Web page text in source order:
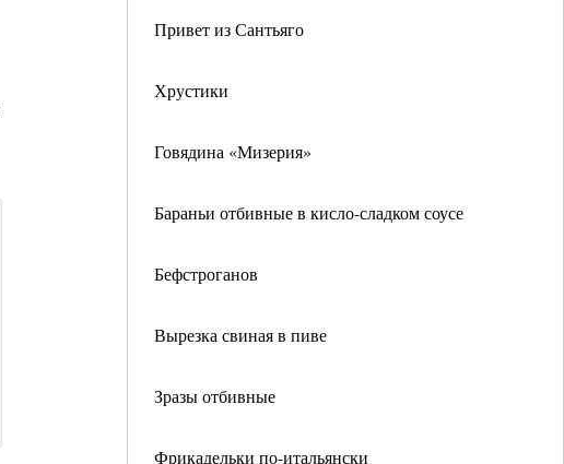
Привет из Сантьяго
Хрустики
Говядина «Мизерия»
Бараньи отбивные в кисло-сладком соусе
Бефстроганов
Вырезка свиная в пиве
Зразы отбивные
Фрикадельки по-итальянски